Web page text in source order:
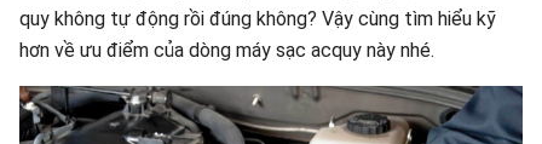
quy không tự động rồi đúng không? Vậy cùng tìm hiểu kỹ
hơn về ưu điểm của dòng máy sạc acquy này nhé.